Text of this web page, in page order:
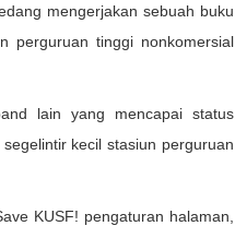
mengerjakan sebuah buku
perguruan tinggi nonkomersial
lain yang mencapai status
kecil stasiun perguruan
KUSF! pengaturan halaman,